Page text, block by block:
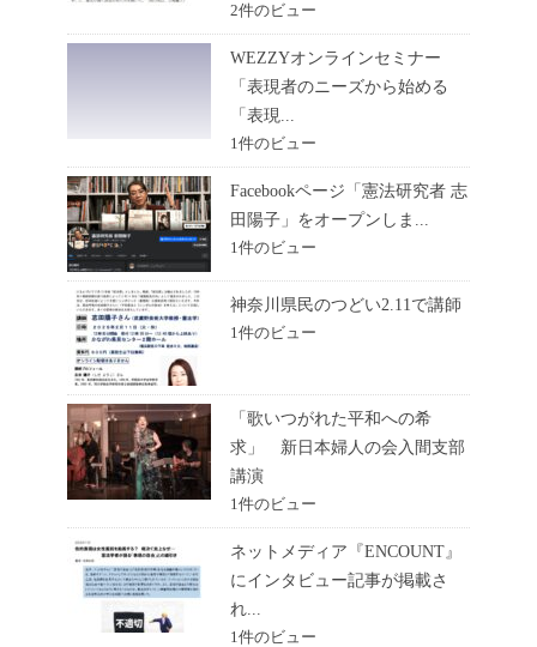
2件のビュー
WEZZYオンラインセミナー
「表現者のニーズから始める
「表現...
1件のビュー
Facebookページ「憲法研究者 志
田陽子」をオープンしま...
1件のビュー
神奈川県民のつどい2.11で講師
1件のビュー
「歌いつがれた平和への希
求」 新日本婦人の会入間支部
講演
1件のビュー
ネットメディア『ENCOUNT』
にインタビュー記事が掲載さ
れ...
1件のビュー